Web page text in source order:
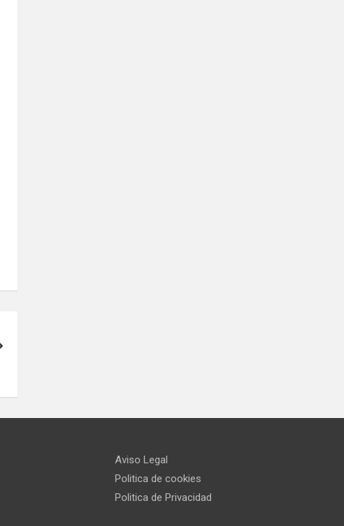
Aviso Legal
Politica de cookies
Politica de Privacidad